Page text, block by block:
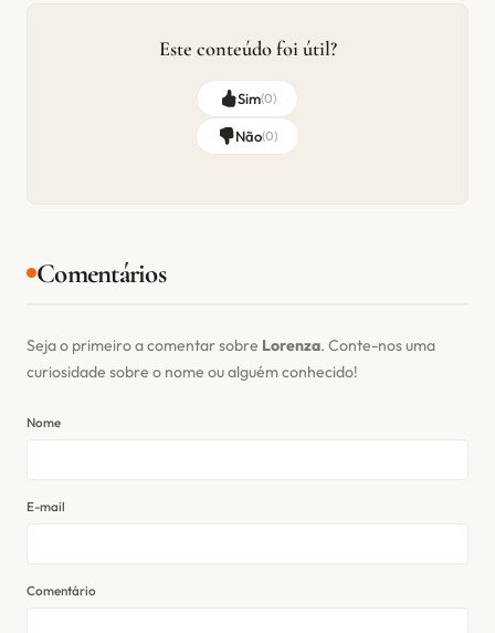
Este conteúdo foi útil?
Sim(0)
Não(0)
Comentários
Seja o primeiro a comentar sobre Lorenza. Conte-nos uma
curiosidade sobre o nome ou alguém conhecido!
Nome
E-mail
Comentário